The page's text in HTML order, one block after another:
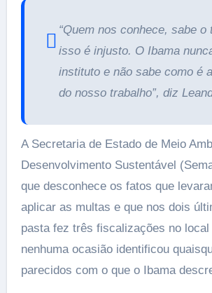
“Quem nos conhece, sabe o
isso é injusto. O Ibama
instituto e não sabe como é
do nosso trabalho”, diz
A Secretaria de Estado de Meio
Desenvolvimento Sustentável
que desconhece os fatos que
aplicar as multas e que nos dois
pasta fez três fiscalizações no local
nenhuma ocasião identificou
parecidos com o que o Ibama